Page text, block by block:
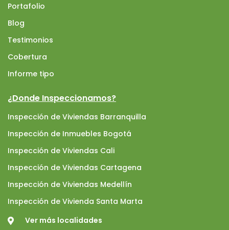
Portafolio
Blog
Testimonios
Cobertura
Informe tipo
¿Donde Inspeccionamos?
Inspección de Viviendas Barranquilla
Inspección de Inmuebles Bogotá
Inspección de Viviendas Cali
Inspección de Viviendas Cartagena
Inspección de Viviendas Medellín
Inspección de Vivienda Santa Marta
Ver más localidades